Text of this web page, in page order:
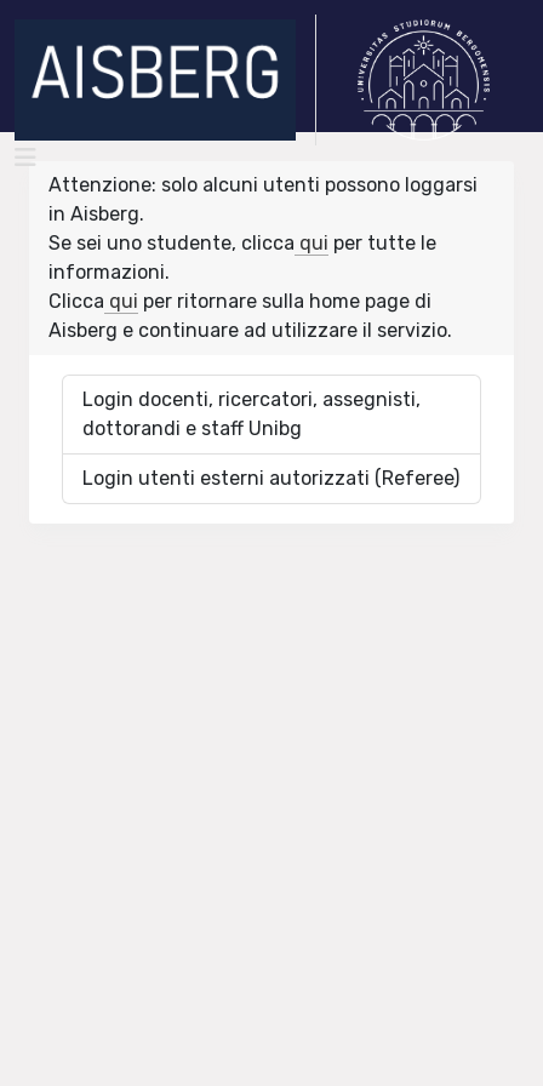
Attenzione: solo alcuni utenti possono loggarsi
in Aisberg.
Se sei uno studente, clicca qui per tutte le
informazioni.
Clicca qui per ritornare sulla home page di
Aisberg e continuare ad utilizzare il servizio.
Login docenti, ricercatori, assegnisti,
dottorandi e staff Unibg
Login utenti esterni autorizzati (Referee)